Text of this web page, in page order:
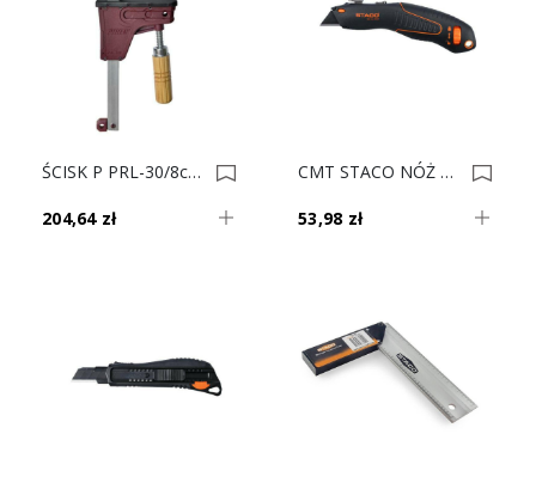
ŚCISK P PRL-30/8cm P02630 0023175
204,64 zł
CMT STACO NÓŻ WYSUWANY HEAVY DUTY Trapezowy 46060 0023163
53,98 zł